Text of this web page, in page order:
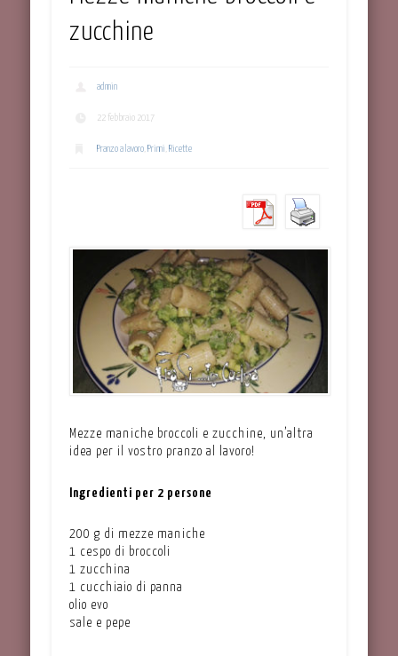
zucchine
admin
22 febbraio 2017
Pranzo a lavoro ,Primi ,Ricette
Mezze maniche broccoli e zucchine, un’altra
idea per il vostro pranzo al lavoro!
Ingredienti per 2 persone
200 g di mezze maniche
1 cespo di broccoli
1 zucchina
1 cucchiaio di panna
olio evo
sale e pepe